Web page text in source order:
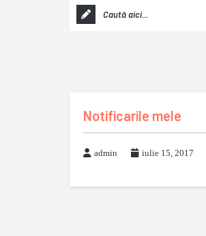
Notificarile mele
admin iulie 15, 2017